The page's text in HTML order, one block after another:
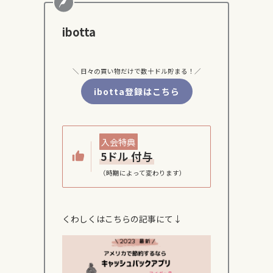
ibotta
＼ 日々の買い物だけで数十ドル貯まる！／
ibotta登録はこちら
入会特典
5ドル 付与
（時期によって変わります）
くわしくはこちらの記事にて↓